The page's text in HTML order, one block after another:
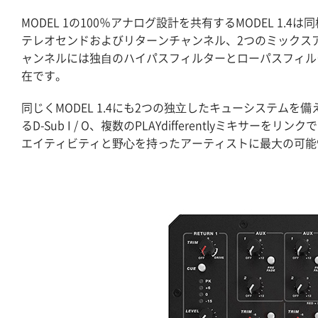
MODEL 1の100％アナログ設計を共有するMODEL 1.4は
テレオセンドおよびリターンチャンネル、2つのミック
ャンネルには独⾃のハイパスフィルターとローパスフィ
在です。
同じくMODEL 1.4にも2つの独⽴したキューシステムを
るD-Sub I / O、複数のPLAYdifferentlyミキサーをリンク
エイティビティと野⼼を持ったアーティストに最⼤の可